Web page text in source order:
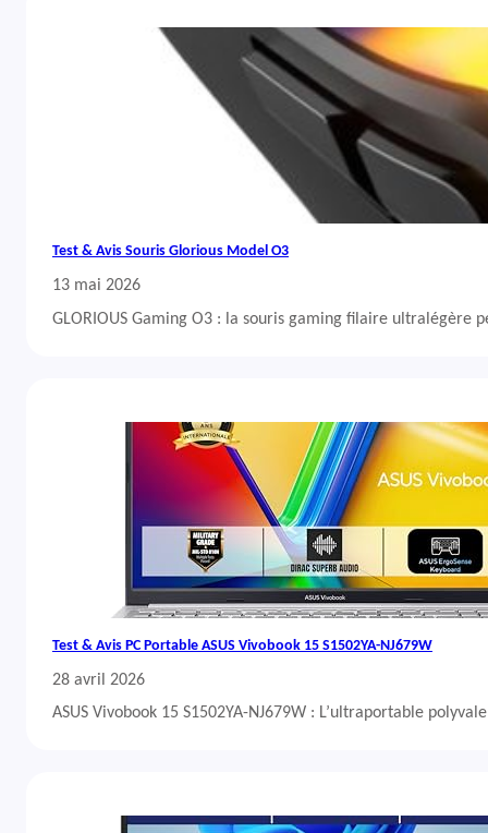
Test & Avis Souris Glorious Model O3
13 mai 2026
GLORIOUS Gaming O3 : la souris gaming filaire ultralégère
Test & Avis PC Portable ASUS Vivobook 15 S1502YA-NJ679W
28 avril 2026
ASUS Vivobook 15 S1502YA-NJ679W : L’ultraportable